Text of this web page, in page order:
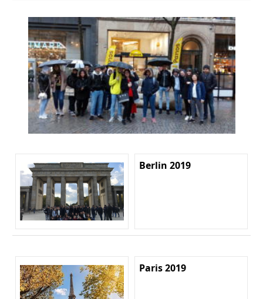
Berlin 2019
Paris 2019